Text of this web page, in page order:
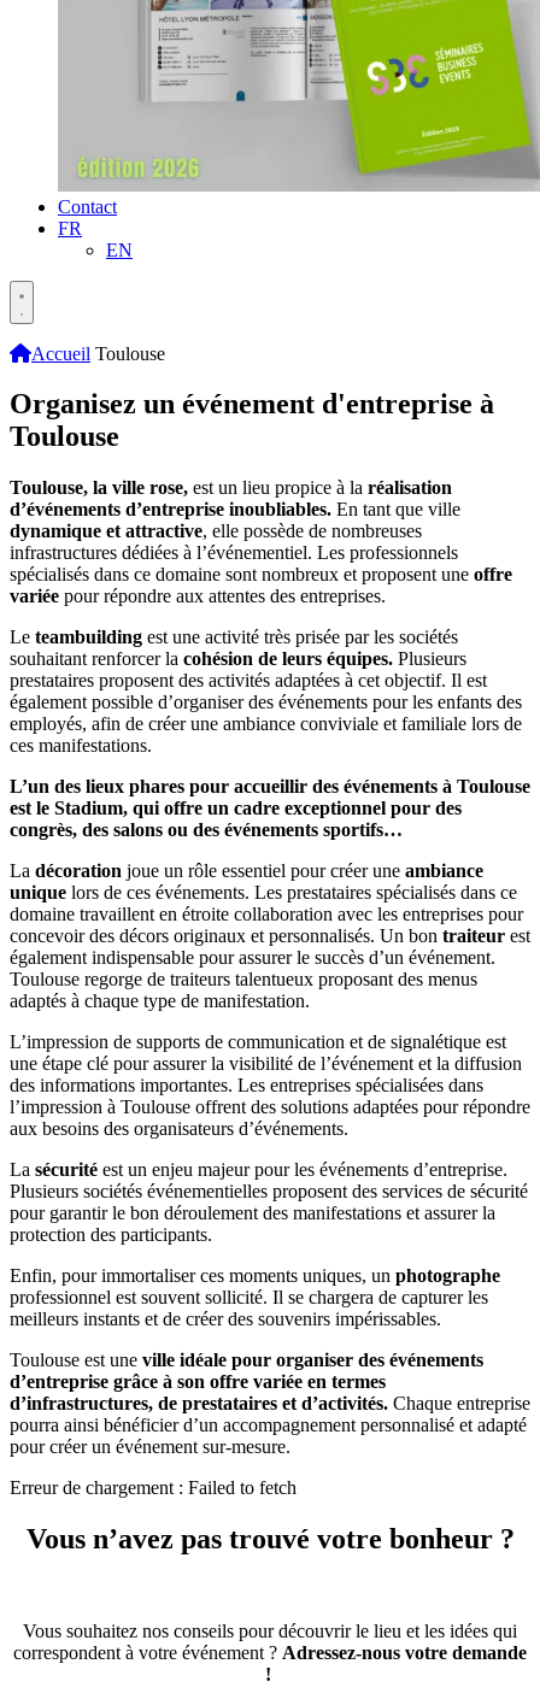
Contact
FR
EN
Accueil Toulouse
Organisez un événement d'entreprise à
Toulouse
Toulouse, la ville rose, est un lieu propice à la réalisation
d’événements d’entreprise inoubliables. En tant que ville
dynamique et attractive, elle possède de nombreuses
infrastructures dédiées à l’événementiel. Les professionnels
spécialisés dans ce domaine sont nombreux et proposent une offre
variée pour répondre aux attentes des entreprises.
Le teambuilding est une activité très prisée par les sociétés
souhaitant renforcer la cohésion de leurs équipes. Plusieurs
prestataires proposent des activités adaptées à cet objectif. Il est
également possible d’organiser des événements pour les enfants des
employés, afin de créer une ambiance conviviale et familiale lors de
ces manifestations.
L’un des lieux phares pour accueillir des événements à Toulouse
est le Stadium, qui offre un cadre exceptionnel pour des
congrès, des salons ou des événements sportifs…
La décoration joue un rôle essentiel pour créer une ambiance
unique lors de ces événements. Les prestataires spécialisés dans ce
domaine travaillent en étroite collaboration avec les entreprises pour
concevoir des décors originaux et personnalisés. Un bon traiteur est
également indispensable pour assurer le succès d’un événement.
Toulouse regorge de traiteurs talentueux proposant des menus
adaptés à chaque type de manifestation.
L’impression de supports de communication et de signalétique est
une étape clé pour assurer la visibilité de l’événement et la diffusion
des informations importantes. Les entreprises spécialisées dans
l’impression à Toulouse offrent des solutions adaptées pour répondre
aux besoins des organisateurs d’événements.
La sécurité est un enjeu majeur pour les événements d’entreprise.
Plusieurs sociétés événementielles proposent des services de sécurité
pour garantir le bon déroulement des manifestations et assurer la
protection des participants.
Enfin, pour immortaliser ces moments uniques, un photographe
professionnel est souvent sollicité. Il se chargera de capturer les
meilleurs instants et de créer des souvenirs impérissables.
Toulouse est une ville idéale pour organiser des événements
d’entreprise grâce à son offre variée en termes
d’infrastructures, de prestataires et d’activités. Chaque entreprise
pourra ainsi bénéficier d’un accompagnement personnalisé et adapté
pour créer un événement sur-mesure.
Erreur de chargement : Failed to fetch
Vous n’avez pas trouvé votre bonheur ?
Vous souhaitez nos conseils pour découvrir le lieu et les idées qui
correspondent à votre événement ? Adressez-nous votre demande
!